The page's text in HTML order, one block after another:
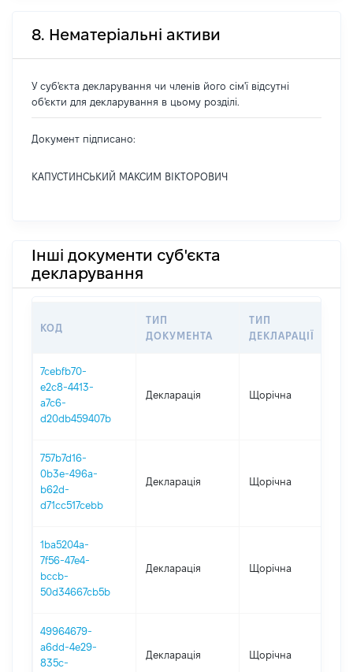
8. Нематеріальні активи
У суб'єкта декларування чи членів його сім'ї відсутні
об'єкти для декларування в цьому розділі.
Документ підписано:
КАПУСТИНСЬКИЙ МАКСИМ ВІКТОРОВИЧ
Інші документи суб'єкта
декларування
КОД
ТИП
ДОКУМЕНТА
ТИП
ДЕКЛАРАЦІЇ
7cebfb70-
e2c8-4413-
a7c6-
d20db459407b
Декларація Щорічна
757b7d16-
0b3e-496a-
b62d-
d71cc517cebb
Декларація Щорічна
1ba5204a-
7f56-47e4-
bccb-
50d34667cb5b
Декларація Щорічна
49964679-
a6dd-4e29-
835c-
Декларація Щорічна